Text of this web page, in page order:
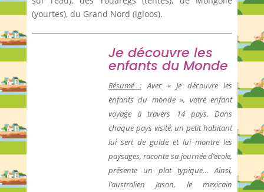
(yourtes), du Grand Nord (igloos).
Je découvre les
enfants du Monde
Résumé : Avec « Je découvre les
enfants du monde », votre enfant
voyage à travers 14 pays. Dans
chaque pays visité, un petit habitant
lui sert de guide et lui montre les
paysages, raconte sa journée d’école,
présente un plat typique… Ainsi,
l’australien Jason, le mexicain